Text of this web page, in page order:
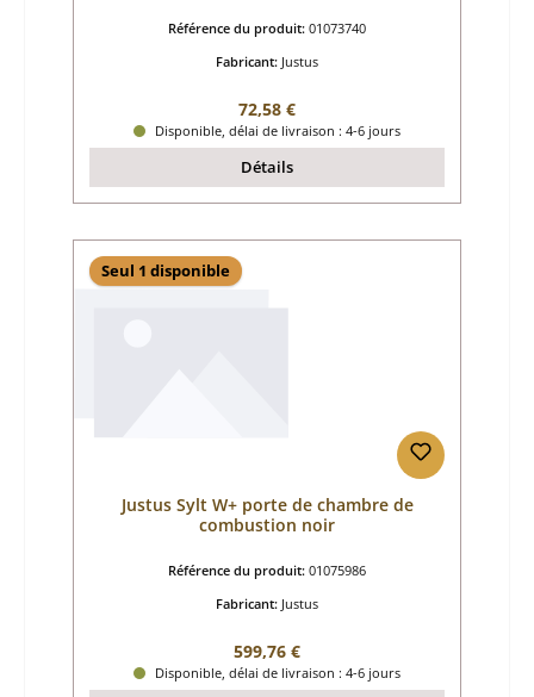
Référence du produit: 01073740
Fabricant: Justus
Prix régulier :
72,58 €
Disponible, délai de livraison : 4-6 jours
Détails
Seul 1 disponible
Justus Sylt W+ porte de chambre de
combustion noir
Référence du produit: 01075986
Fabricant: Justus
Prix régulier :
599,76 €
Disponible, délai de livraison : 4-6 jours